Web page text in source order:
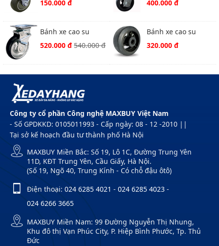
150.000 đ 400.000 đ
Bánh xe cao su
Ethos 663PRZ150JB1
520.000 đ540.000 đ
Bánh xe cao su
Ethos XRQ200
320.000 đ
Công ty cổ phần Công nghệ MAXBUY Việt Nam
- Số GPDKKD: 0105011993 - Cấp ngày: 08 - 12 -2010 ||
Tại sở kế hoạch đầu tư thành phố Hà Nội
MAXBUY Miền Bắc: Số 19, Lô 1C, Đường Trung Yên
11D, KĐT Trung Yên, Cầu Giấy, Hà Nội.
(Số 19, Ngõ 40, Trung Kính - Có chỗ đậu ôtô)
Điện thoại: 024 6285 4021 - 024 6285 4023 -
024 6266 3665
MAXBUY Miền Nam: 99 Đường Nguyễn Thị Nhung,
Khu đô thị Vạn Phúc City, P. Hiệp Bình Phước, Tp. Thủ
Đức